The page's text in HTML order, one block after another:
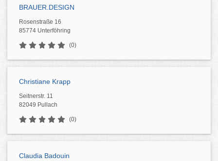
BRAUER.DESIGN
Rosenstraße 16
85774 Unterföhring
(0)
Christiane Krapp
Seitnerstr. 11
82049 Pullach
(0)
Claudia Badouin